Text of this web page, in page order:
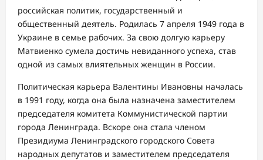
российская политик, государственный и
общественный деятель. Родилась 7 апреля 1949 года в
Украине в семье рабочих. За свою долгую карьеру
Матвиенко сумела достичь невиданного успеха, став
одной из самых влиятельных женщин в России.
Политическая карьера Валентины Ивановны началась
в 1991 году, когда она была назначена заместителем
председателя комитета Коммунистической партии
города Ленинграда. Вскоре она стала членом
Президиума Ленинградского городского Совета
народных депутатов и заместителем председателя